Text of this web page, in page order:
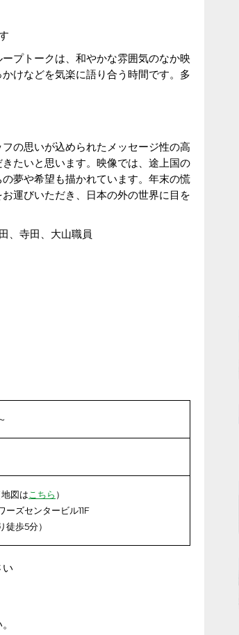
プトークは、和やかな雰囲気のなか映
けなどを気楽に語り合う時間です。多
の思いが込められたメッセージ性の高
たいと思います。映像では、途上国の
夢や希望も描かれています。年末の慌
運びいただき、日本の外の世界に目を
、寺田、大山職員
図は こちら ）
ズセンタービル11F
歩5分）